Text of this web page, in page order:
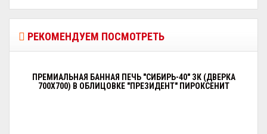
РЕКОМЕНДУЕМ ПОСМОТРЕТЬ
ПРЕМИАЛЬНАЯ БАННАЯ ПЕЧЬ "СИБИРЬ-40" ЗК (ДВЕРКА
700Х700) В ОБЛИЦОВКЕ "ПРЕЗИДЕНТ" ПИРОКСЕНИТ